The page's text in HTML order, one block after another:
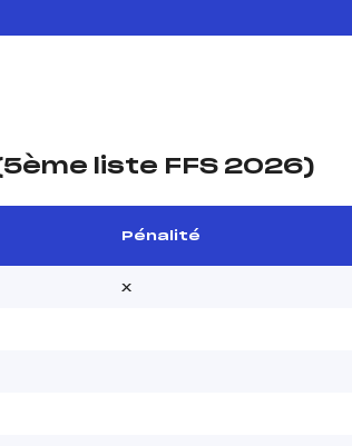
liste FFS 2026)
Pénalité
x